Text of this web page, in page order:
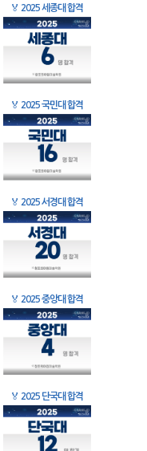
🏅 2025 세종대 합격
🏅 2025 국민대 합격
🏅 2025 서경대 합격
🏅 2025 중앙대 합격
🏅 2025 단국대 합격